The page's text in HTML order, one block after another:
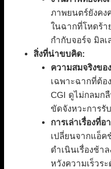
ภาพยนตร์ยังคง
ในฉากที่โหดร้า
กำกับจอร์จ มิลเ
สิ่งที่น่าขบคิด:
ความสมจริงขอ
เฉพาะฉากที่ต้อ
CGI ดูไม่กลมก
ขัดจังหวะการรั
การเล่าเรื่องที่
เปลี่ยนจากแอ็ค
ดำเนินเรื่องช้า
หวังความเร็วร